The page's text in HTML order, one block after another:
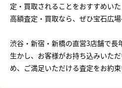
定・買取されることをおすすめい
高額査定・買取なら、ぜひ宝石広場
渋谷・新宿・新橋の直営3店舗で長
生かし、お客様がお持ち込みいた
め、ご満足いただける査定をお約束